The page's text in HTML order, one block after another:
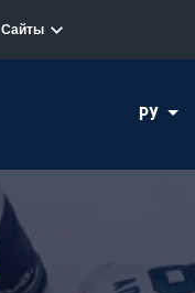
Сайты
РУ